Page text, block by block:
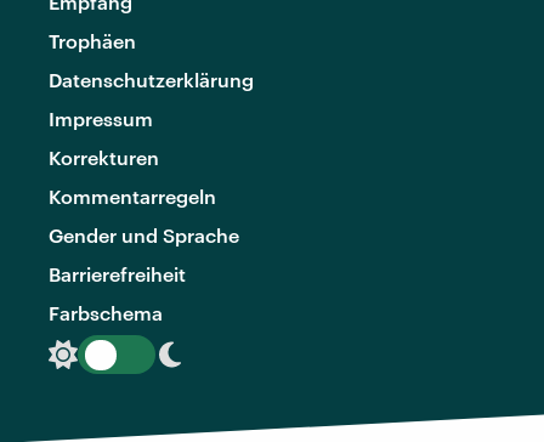
Trophäen
Datenschutzerklärung
Impressum
Korrekturen
Kommentarregeln
Gender und Sprache
Barrierefreiheit
Farbschema